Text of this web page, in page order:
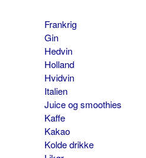
Frankrig
Gin
Hedvin
Holland
Hvidvin
Italien
Juice og smoothies
Kaffe
Kakao
Kolde drikke